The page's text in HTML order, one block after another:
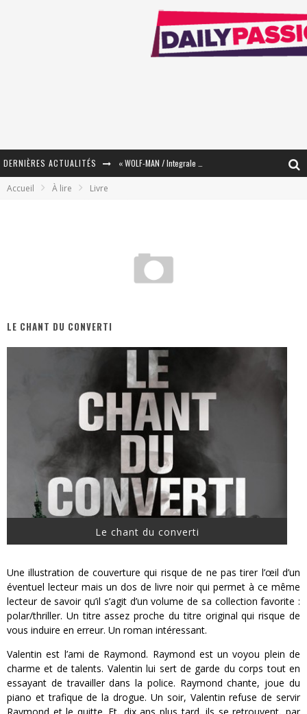
DERNIÈRES ACTUALITÉS
Star Fox
Accueil À lire Livre
LE CHANT DU CONVERTI
Le chant du converti
Une illustration de couverture qui risque de ne pas tirer l’œil d’un
éventuel lecteur mais un dos de livre noir qui permet à ce même
lecteur de savoir qu’il s’agit d’un volume de sa collection favorite :
polar/thriller. Un titre assez proche du titre original qui risque de
vous induire en erreur. Un roman intéressant.
Valentin est l’ami de Raymond. Raymond est un voyou plein de
charme et de talents. Valentin lui sert de garde du corps tout en
essayant de travailler dans la police. Raymond chante, joue du
piano et trafique de la drogue. Un soir, Valentin refuse de servir